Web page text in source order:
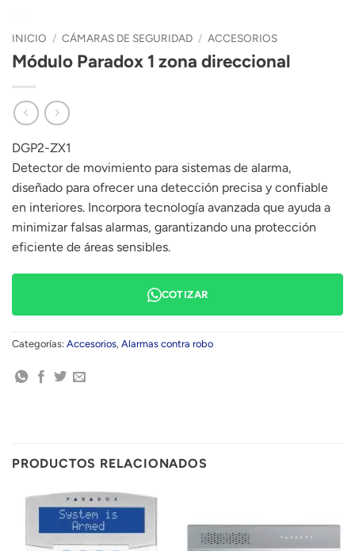
INICIO / CÁMARAS DE SEGURIDAD / ACCESORIOS
Módulo Paradox 1 zona direccional
DGP2-ZX1
Detector de movimiento para sistemas de alarma,
diseñado para ofrecer una detección precisa y confiable
en interiores. Incorpora tecnología avanzada que ayuda a
minimizar falsas alarmas, garantizando una protección
eficiente de áreas sensibles.
COTIZAR
Categorías: Accesorios, Alarmas contra robo
PRODUCTOS RELACIONADOS